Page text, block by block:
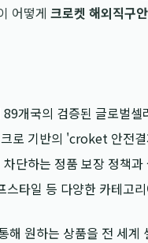
어떻게 크로켓 해외직구
개국의 검증된 글로벌
로 기반의 'croket 안전
단하는 정품 보장 정책
스타일 등 다양한 카테고
해 원하는 상품을 전 세